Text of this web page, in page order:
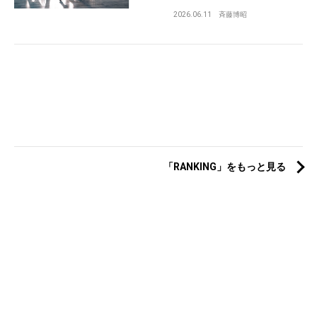
2026.06.11 斉藤博昭
「RANKING」をもっと見る